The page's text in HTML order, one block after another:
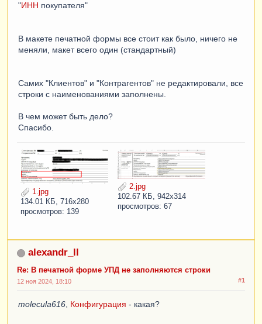
"ИНН покупателя"
В макете печатной формы все стоит как было, ничего не
меняли, макет всего один (стандартный)
Самих "Клиентов" и "Контрагентов" не редактировали, все
строки с наименованиями заполнены.
В чем может быть дело?
Спасибо.
1.jpg
134.01 КБ, 716x280
просмотров: 139
2.jpg
102.67 КБ, 942x314
просмотров: 67
alexandr_ll
Re: В печатной форме УПД не заполняются строки
#1
12 ноя 2024, 18:10
molecula616 Конфигурация - какая?